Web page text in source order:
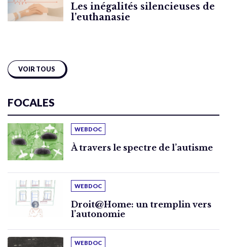
Les inégalités silencieuses de
l’euthanasie
VOIR TOUS
FOCALES
WEBDOC
À travers le spectre de l’autisme
WEBDOC
Droit@Home: un tremplin vers
l’autonomie
WEBDOC